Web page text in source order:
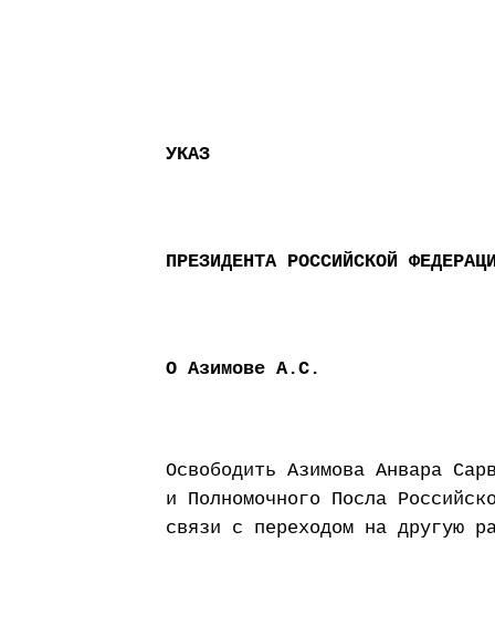
УКАЗ
ПРЕЗИДЕНТА РОССИЙСКОЙ
О Азимове А.С.
Освободить Азимова Анвара
и Полномочного Посла
связи с переходом на другую